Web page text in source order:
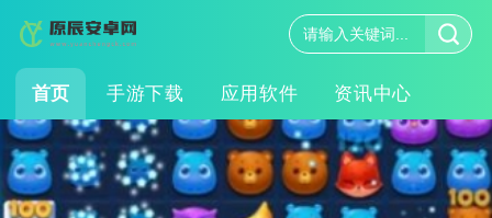
首页 手游下载 应用软件 资讯中心